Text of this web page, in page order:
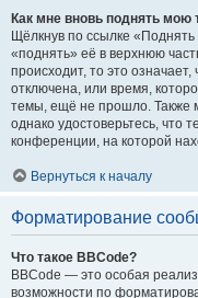
Как мне вновь поднять мою
Щёлкнув по ссылке
«поднять» её в верхнюю
происходит, то это
отключена, или время,
темы, ещё не прошло. Также
однако удостоверьтесь,
конференции, на которой
Вернуться к началу
Форматирование
Что такое BBCode?
BBCode — это особая
возможности по